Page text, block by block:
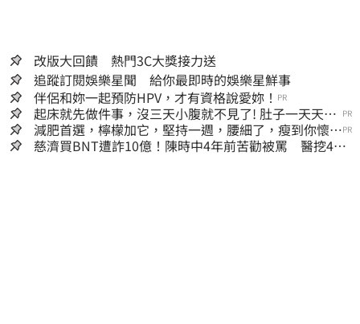
改版大回饋 熱門3C大獎接力送
追蹤訂閱娛樂星聞 給你最即時的娛樂星鮮事
伴侶和妳一起預防HPV，才有資格說愛妳！ PR
起床就先做件事，沒三天小腹就不見了! 肚子一天天變
小！
PR
減肥首選，檸檬加它，堅持一週，腰細了，瘦到你懷疑
人生
PR
慈濟買BNT遭詐10億！陳時中4年前苦勸被罵 醫挖4年